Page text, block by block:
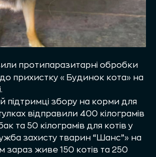
протипаразитарні обробки
до прихистку «Будинок кота» на
підтримці збору на корми для
відправили 400 кілограмів
та 50 кілограмів для котів у
захисту тварин “Шанс”» на
зараз живе 150 котів та 250